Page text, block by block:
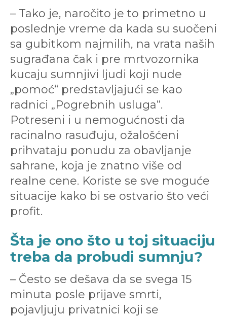
– Tako je, naročito je to primetno u
poslednje vreme da kada su suočeni
sa gubitkom najmilih, na vrata naših
sugrađana čak i pre mrtvozornika
kucaju sumnjivi ljudi koji nude
„pomoć“ predstavljajući se kao
radnici „Pogrebnih usluga“.
Potreseni i u nemogućnosti da
racinalno rasuđuju, ožalošćeni
prihvataju ponudu za obavljanje
sahrane, koja je znatno više od
realne cene. Koriste se sve moguće
situacije kako bi se ostvario što veći
profit.
Šta je ono što u toj situaciju
treba da probudi sumnju?
– Često se dešava da se svega 15
minuta posle prijave smrti,
pojavljuju privatnici koji se